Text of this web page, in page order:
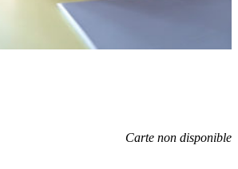
Carte non disponible